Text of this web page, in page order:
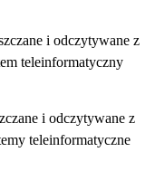
i odczytywane z
teleinformatyczny
i odczytywane z
teleinformatyczne